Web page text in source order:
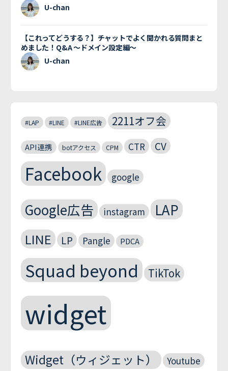
U-chan
【これってどうする？】チャットでよく聞かれる質問まと
めました！Q&A 〜ドメイン設定編〜
U-chan
#LAP #LINE #LINE広告 2211オフ会
API連携 botアクセス CPM CTR CV
Facebook google
Google広告 instagram LAP
LINE LP Pangle PDCA
Squad beyond TikTok
widget
Widget（ウィジェット）
Youtube